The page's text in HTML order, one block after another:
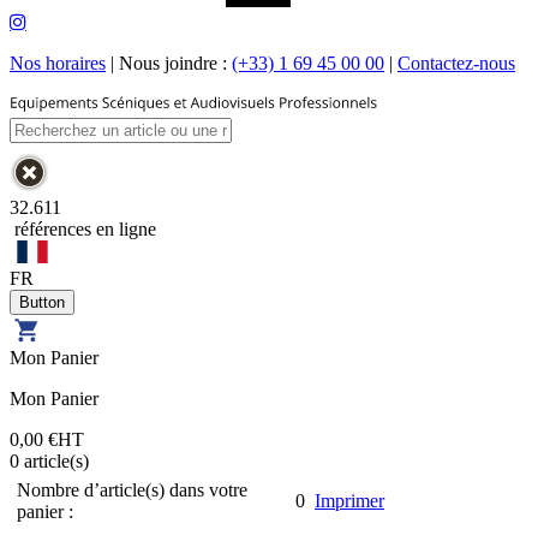
Nos horaires | Nous joindre : (+33) 1 69 45 00 00 | Contactez-nous
32.611
références en ligne
FR
Mon Panier
Mon Panier
0,00 €HT
0 article(s)
Nombre d’article(s) dans votre
panier :
0 Imprimer